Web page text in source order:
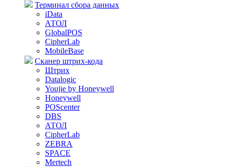
Терминал сбора данных
iData
АТОЛ
GlobalPOS
CipherLab
MobileBase
Сканер штрих-кода
Штрих
Datalogic
Youjie by Honeywell
Honeywell
POScenter
DBS
АТОЛ
CipherLab
ZEBRA
SPACE
Mertech